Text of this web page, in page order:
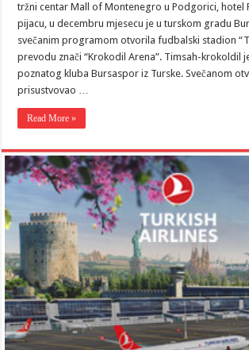
tržni centar Mall of Montenegro u Podgorici, hotel
pijacu, u decembru mjesecu je u turskom gradu
svečanim programom otvorila fudbalski stadion
prevodu znači “Krokodil Arena”. Timsah-krokoldil
poznatog kluba Bursaspor iz Turske. Svečanom
prisustvovao …
Read More »